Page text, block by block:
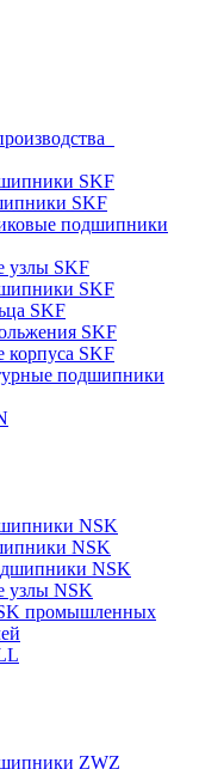
SKF
SKF
подшипники
узлы SKF
SKF
SKF
SKF
SKF
подшипники
NSK
NSK
NSK
узлы NSK
промышленных
ZWZ